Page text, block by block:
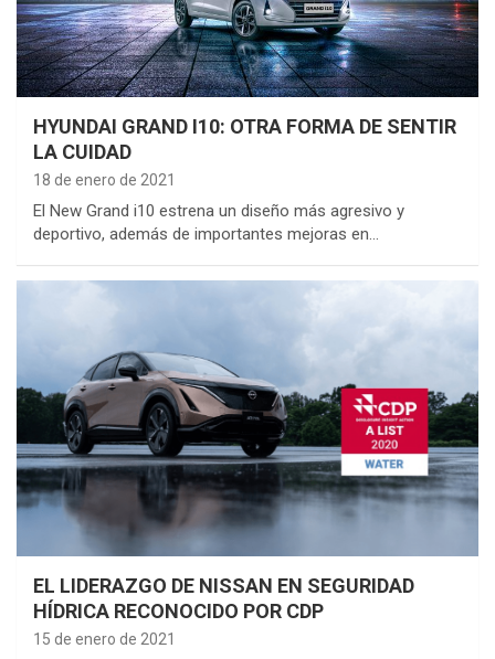
HYUNDAI GRAND I10: OTRA FORMA DE SENTIR
LA CUIDAD
18 de enero de 2021
El New Grand i10 estrena un diseño más agresivo y
deportivo, además de importantes mejoras en…
EL LIDERAZGO DE NISSAN EN SEGURIDAD
HÍDRICA RECONOCIDO POR CDP
15 de enero de 2021